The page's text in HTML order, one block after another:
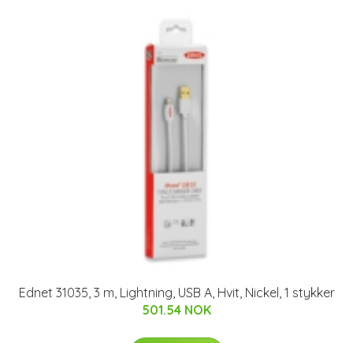
Ednet 31035, 3 m, Lightning, USB A, Hvit, Nickel, 1 stykker
501.54 NOK